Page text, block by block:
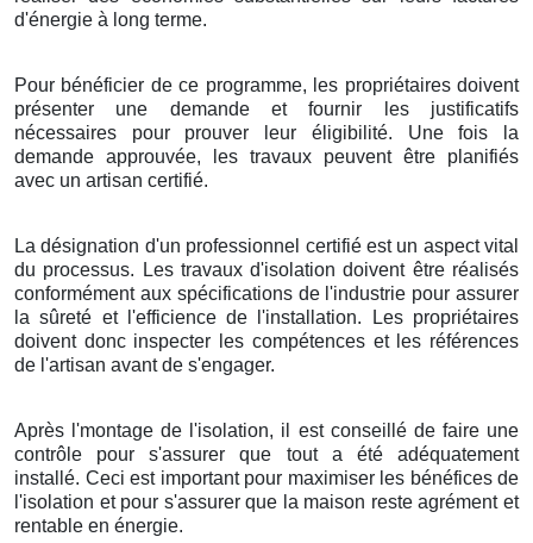
d'énergie à long terme.
Pour bénéficier de ce programme, les propriétaires doivent
présenter une demande et fournir les justificatifs
nécessaires pour prouver leur éligibilité. Une fois la
demande approuvée, les travaux peuvent être planifiés
avec un artisan certifié.
La désignation d'un professionnel certifié est un aspect vital
du processus. Les travaux d'isolation doivent être réalisés
conformément aux spécifications de l'industrie pour assurer
la sûreté et l'efficience de l'installation. Les propriétaires
doivent donc inspecter les compétences et les références
de l'artisan avant de s'engager.
Après l'montage de l'isolation, il est conseillé de faire une
contrôle pour s'assurer que tout a été adéquatement
installé. Ceci est important pour maximiser les bénéfices de
l'isolation et pour s'assurer que la maison reste agrément et
rentable en énergie.